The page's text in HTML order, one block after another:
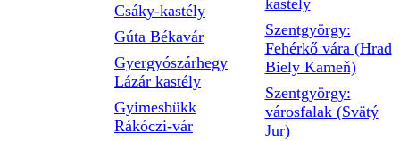
Csáky-kastély
Gúta Békavár
Gyergyószárhegy
Lázár kastély
Gyimesbükk
Rákóczi-vár
kastély
Szentgyörgy:
Fehérkő vára (Hrad
Biely Kameň)
Szentgyörgy:
városfalak (Svätý
Jur)